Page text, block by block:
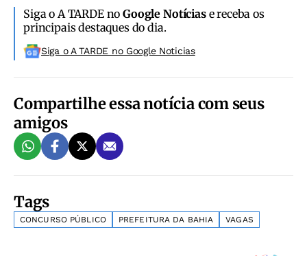
Siga o A TARDE noGoogle Notíciase receba os
principais destaques do dia.
Siga o A TARDE no Google Noticias
Compartilhe essa notícia com seus
amigos
Tags
CONCURSO PÚBLICO PREFEITURA DA BAHIA VAGAS